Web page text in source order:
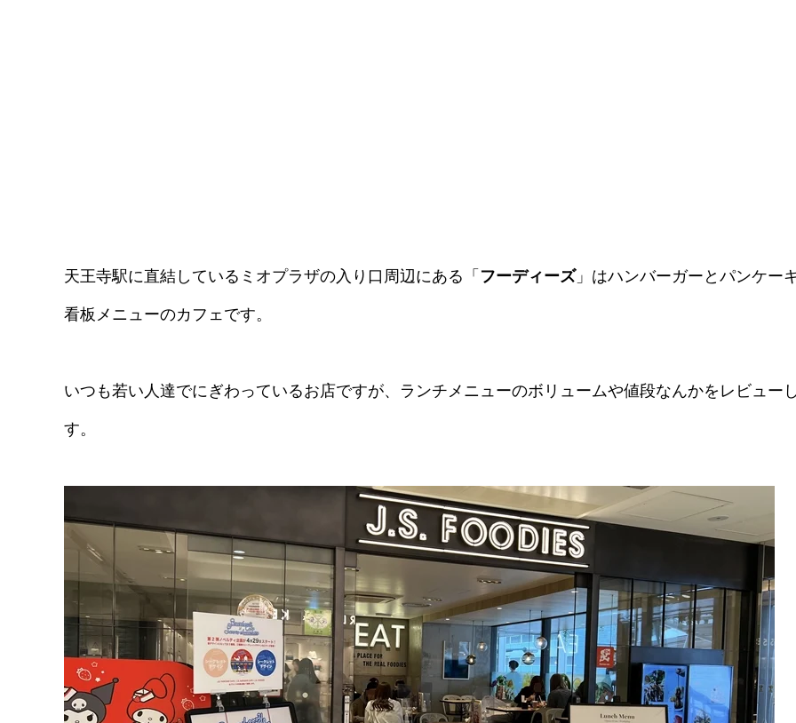
天王寺駅に直結しているミオプラザの入り口周辺にある「フーディーズ」はハンバーガーとパンケー
看板メニューのカフェです。
いつも若い人達でにぎわっているお店ですが、ランチメニューのボリュームや値段なんかをレビュー
す。